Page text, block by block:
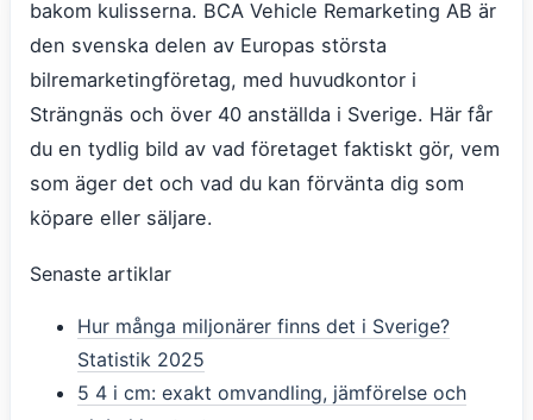
bakom kulisserna. BCA Vehicle Remarketing AB är
den svenska delen av Europas största
bilremarketingföretag, med huvudkontor i
Strängnäs och över 40 anställda i Sverige. Här får
du en tydlig bild av vad företaget faktiskt gör, vem
som äger det och vad du kan förvänta dig som
köpare eller säljare.
Senaste artiklar
Hur många miljonärer finns det i Sverige?
Statistik 2025
5 4 i cm: exakt omvandling, jämförelse och